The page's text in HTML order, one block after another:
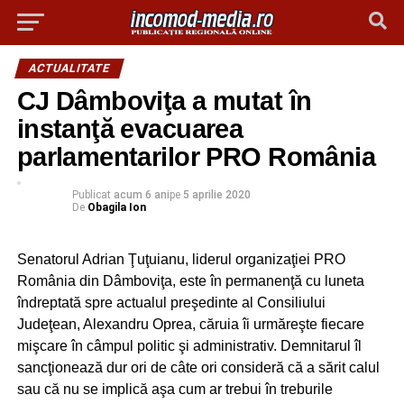
ACTUALITATE
CJ Dâmboviţa a mutat în
instanţă evacuarea
parlamentarilor PRO România
Publicat acum 6 anipe 5 aprilie 2020
De Obagila Ion
Senatorul Adrian Ţuţuianu, liderul organizaţiei PRO
România din Dâmboviţa, este în permanenţă cu luneta
îndreptată spre actualul preşedinte al Consiliului
Judeţean, Alexandru Oprea, căruia îi urmăreşte fiecare
mişcare în câmpul politic şi administrativ. Demnitarul îl
sancţionează dur ori de câte ori consideră că a sărit calul
sau că nu se implică aşa cum ar trebui în treburile